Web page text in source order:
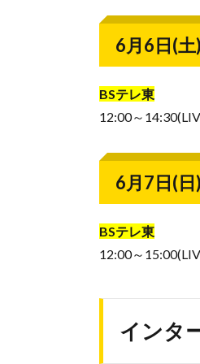
6月6日(土)
BSテレ東
12:00～
6月7日(日)
BSテレ東
12:00～
インタ